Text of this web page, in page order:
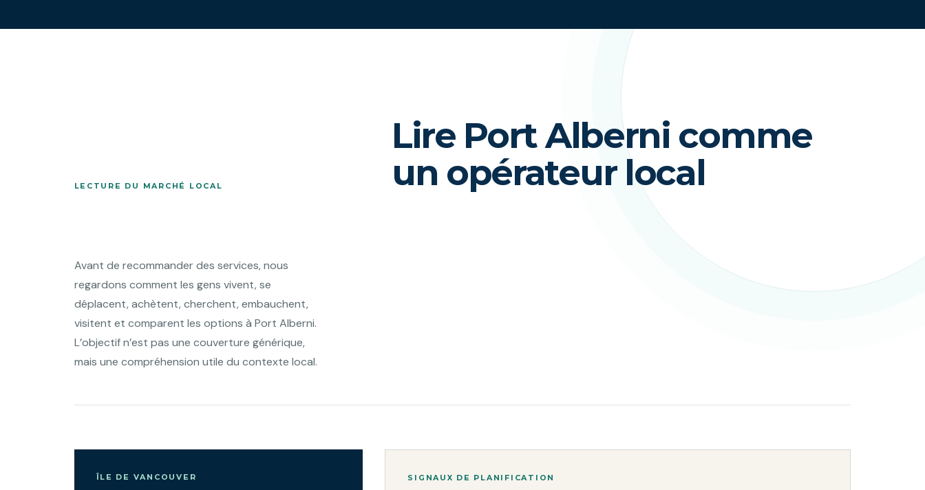
LECTURE DU MARCHÉ LOCAL
Lire Port Alberni comme
un opérateur local
Avant de recommander des services, nous
regardons comment les gens vivent, se
déplacent, achètent, cherchent, embauchent,
visitent et comparent les options à Port Alberni.
L’objectif n’est pas une couverture générique,
mais une compréhension utile du contexte local.
ÎLE DE VANCOUVER SIGNAUX DE PLANIFICATION